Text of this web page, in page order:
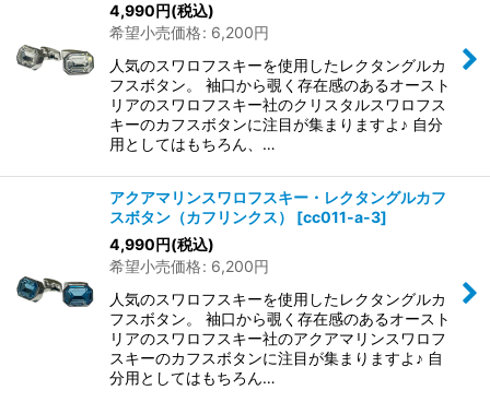
4,990円(税込)
希望小売価格: 6,200円
人気のスワロフスキーを使用したレクタングルカ
フスボタン。 袖口から覗く存在感のあるオースト
リアのスワロフスキー社のクリスタルスワロフス
キーのカフスボタンに注目が集まりますよ♪ 自分
用としてはもちろん、…
アクアマリンスワロフスキー・レクタングルカフ
スボタン（カフリンクス）
[cc011-a-3]
4,990円(税込)
希望小売価格: 6,200円
人気のスワロフスキーを使用したレクタングルカ
フスボタン。 袖口から覗く存在感のあるオースト
リアのスワロフスキー社のアクアマリンスワロフ
スキーのカフスボタンに注目が集まりますよ♪ 自
分用としてはもちろん…